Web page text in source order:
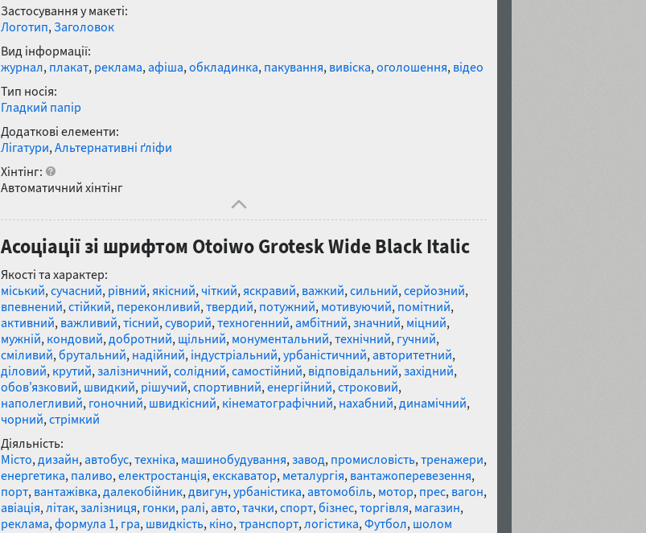
Застосування у макеті:
Логотип,Заголовок
Вид інформації:
журнал, плакат, реклама,афіша,обкладинка, пакування, вивіска,оголошення, відео
Тип носія:
Гладкий папір
Додаткові елементи:
Лігатури,Альтернативні ґліфи
Хінтінг:
Автоматичний хінтінг
Асоціації зі шрифтом Otoiwo Grotesk Wide Black Italic
Якості та характер:
міський,сучасний, рівний,якісний, чіткий,яскравий, важкий,сильний,серйозний,
впевнений,стійкий, переконливий,твердий, потужний, мотивуючий, помітний,
активний, важливий,тісний,суворий,техногенний,амбітний,значний, міцний,
мужній, кондовий,добротний, щільний, монументальний,технічний, гучний,
сміливий,брутальний, надійний, індустріальний,урбаністичний,авторитетний,
діловий, крутий,залізничний,солідний,самостійний, відповідальний,західний,
обов'язковий, швидкий, рішучий,спортивний,енергійний,строковий,
наполегливий, гоночний, швидкісний, кінематографічний, нахабний,динамічний,
чорний,стрімкий
Діяльність:
Місто,дизайн,автобус,техніка, машинобудування,завод, промисловість,тренажери,
енергетика, паливо,електростанція,екскаватор, металургія, вантажоперевезення,
порт, вантажівка,далекобійник,двигун,урбаністика,автомобіль, мотор, прес, вагон,
авіація,літак,залізниця, гонки, ралі,авто,тачки,спорт,бізнес,торгівля, магазин,
реклама,формула 1, гра, швидкість, кіно,транспорт,логістика,Футбол, шолом